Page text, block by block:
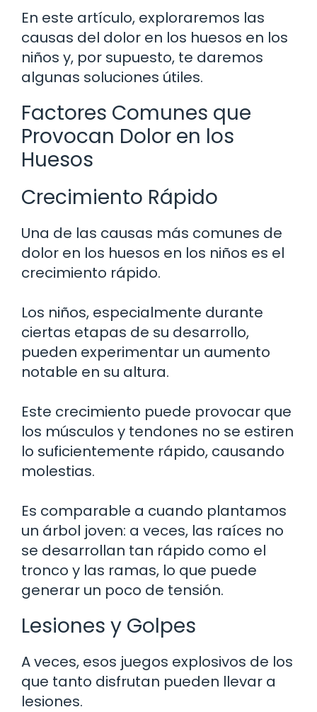
En este artículo, exploraremos las
causas del dolor en los huesos en los
niños y, por supuesto, te daremos
algunas soluciones útiles.
Factores Comunes que
Provocan Dolor en los
Huesos
Crecimiento Rápido
Una de las causas más comunes de
dolor en los huesos en los niños es el
crecimiento rápido.
Los niños, especialmente durante
ciertas etapas de su desarrollo,
pueden experimentar un aumento
notable en su altura.
Este crecimiento puede provocar que
los músculos y tendones no se estiren
lo suficientemente rápido, causando
molestias.
Es comparable a cuando plantamos
un árbol joven: a veces, las raíces no
se desarrollan tan rápido como el
tronco y las ramas, lo que puede
generar un poco de tensión.
Lesiones y Golpes
A veces, esos juegos explosivos de los
que tanto disfrutan pueden llevar a
lesiones.